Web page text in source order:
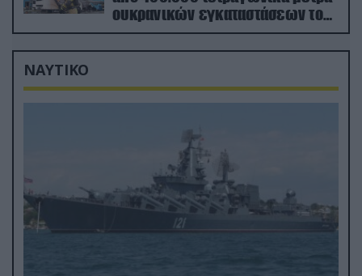
ουκρανικών εγκαταστάσεων τον
Ιούλιο
ΝΑΥΤΙΚΟ